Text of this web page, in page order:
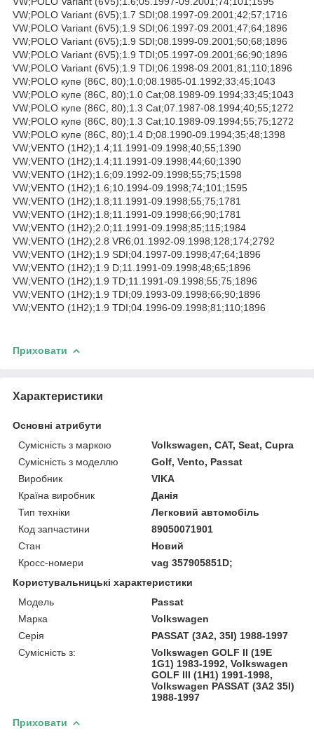
VW;POLO Variant (6V5);1.7 SDI;08.1997-09.2001;42;57;1716
VW;POLO Variant (6V5);1.9 SDI;06.1997-09.2001;47;64;1896
VW;POLO Variant (6V5);1.9 SDI;08.1999-09.2001;50;68;1896
VW;POLO Variant (6V5);1.9 TDI;05.1997-09.2001;66;90;1896
VW;POLO Variant (6V5);1.9 TDI;06.1998-09.2001;81;110;1896
VW;POLO купе (86C, 80);1.0;08.1985-01.1992;33;45;1043
VW;POLO купе (86C, 80);1.0 Cat;08.1989-09.1994;33;45;1043
VW;POLO купе (86C, 80);1.3 Cat;07.1987-08.1994;40;55;1272
VW;POLO купе (86C, 80);1.3 Cat;10.1989-09.1994;55;75;1272
VW;POLO купе (86C, 80);1.4 D;08.1990-09.1994;35;48;1398
VW;VENTO (1H2);1.4;11.1991-09.1998;40;55;1390
VW;VENTO (1H2);1.4;11.1991-09.1998;44;60;1390
VW;VENTO (1H2);1.6;09.1992-09.1998;55;75;1598
VW;VENTO (1H2);1.6;10.1994-09.1998;74;101;1595
VW;VENTO (1H2);1.8;11.1991-09.1998;55;75;1781
VW;VENTO (1H2);1.8;11.1991-09.1998;66;90;1781
VW;VENTO (1H2);2.0;11.1991-09.1998;85;115;1984
VW;VENTO (1H2);2.8 VR6;01.1992-09.1998;128;174;2792
VW;VENTO (1H2);1.9 SDI;04.1997-09.1998;47;64;1896
VW;VENTO (1H2);1.9 D;11.1991-09.1998;48;65;1896
VW;VENTO (1H2);1.9 TD;11.1991-09.1998;55;75;1896
VW;VENTO (1H2);1.9 TDI;09.1993-09.1998;66;90;1896
VW;VENTO (1H2);1.9 TDI;04.1996-09.1998;81;110;1896
Приховати
Характеристики
Основні атрибути
Сумісність з маркою
Volkswagen, CAT, Seat, Cupra
Сумісність з моделлю
Golf, Vento, Passat
Виробник
VIKA
Країна виробник
Данія
Тип техніки
Легковий автомобіль
Код запчастини
89050071901
Стан
Новий
Кросс-номери
vag 357905851D;
Користувальницькі характеристики
Модель
Passat
Марка
Volkswagen
Серія
PASSAT (3A2, 35I) 1988-1997
Сумісність з:
Volkswagen GOLF II (19E
1G1) 1983-1992, Volkswagen
GOLF III (1H1) 1991-1998,
Volkswagen PASSAT (3A2 35I)
1988-1997
Приховати